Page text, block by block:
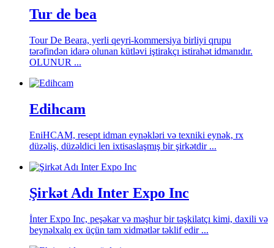
Tur de bea
Tour De Beara, yerli qeyri-kommersiya birliyi qrupu
tərəfindən idarə olunan kütləvi iştirakçı istirahət idmanıdır.
OLUNUR ...
Edihcam
EniHCAM, resept idman eynəkləri və texniki eynək, rx
düzəliş, düzəldici len ixtisaslaşmış bir şirkətdir ...
Şirkət Adı Inter Expo Inc
İnter Expo Inc, peşəkar və məşhur bir təşkilatçı kimi, daxili və
beynəlxalq ex üçün tam xidmətlər təklif edir ...